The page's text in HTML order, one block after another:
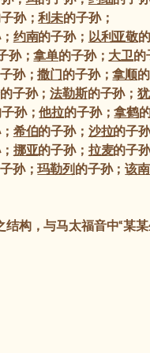
孙；利未的子孙；
约南的子孙； 以利亚敬
孙；拿单的子孙；大卫的
孙；撒门的子孙；拿顺
的子孙；法勒斯的子孙；
孙；他拉的子孙；拿鹤
希伯的子孙； 沙拉的子
挪亚的子孙； 拉麦的子
孙；玛勒列的子孙；该南
构，与马太福音中“某某